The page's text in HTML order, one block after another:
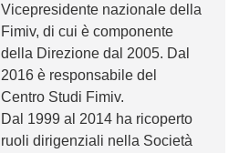
Vicepresidente nazionale della
Fimiv, di cui è componente
della Direzione dal 2005. Dal
2016 è responsabile del
Centro Studi Fimiv.
Dal 1999 al 2014 ha ricoperto
ruoli dirigenziali nella Società